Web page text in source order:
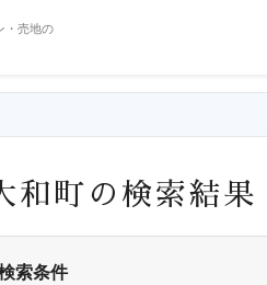
・売地の
和町の検索結果
索条件